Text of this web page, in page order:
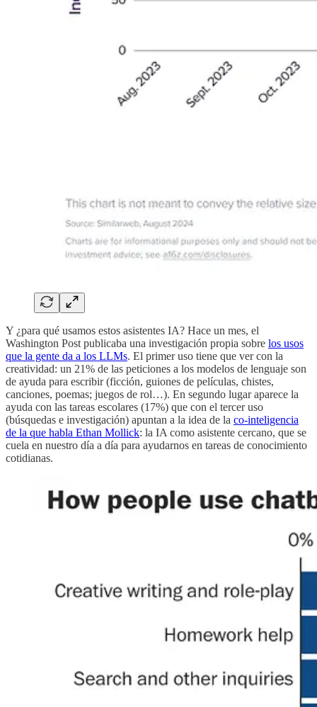
Y ¿para qué usamos estos asistentes IA? Hace un mes, el
Washington Post publicaba una investigación propia sobre los usos
que la gente da a los LLMs. El primer uso tiene que ver con la
creatividad: un 21% de las peticiones a los modelos de lenguaje son
de ayuda para escribir (ficción, guiones de películas, chistes,
canciones, poemas; juegos de rol…). En segundo lugar aparece la
ayuda con las tareas escolares (17%) que con el tercer uso
(búsquedas e investigación) apuntan a la idea de la co-inteligencia
de la que habla Ethan Mollick: la IA como asistente cercano, que se
cuela en nuestro día a día para ayudarnos en tareas de conocimiento
cotidianas.